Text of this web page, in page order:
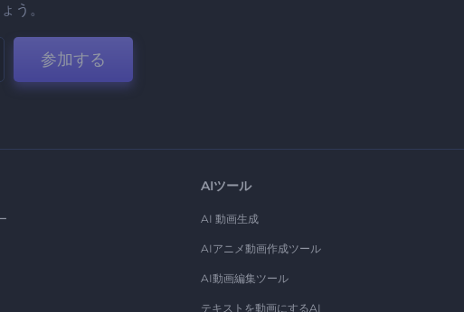
う。
参加する
AIツール
AI 動画生成
AIアニメ動画作成ツール
AI動画編集ツール
テキストを動画にするAI